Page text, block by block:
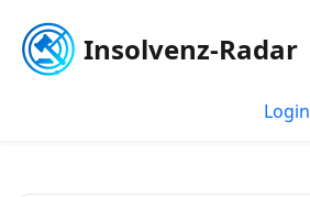
Insolvenz-Radar
Login